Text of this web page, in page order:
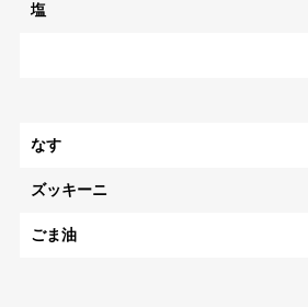
塩
なす
ズッキーニ
ごま油